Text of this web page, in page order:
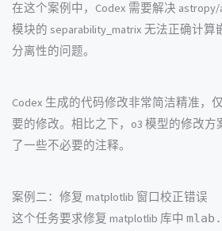
在这个案例中，Codex 需要解决
模块的 separability_matrix 无法正确计算
分离性的问题。
Codex 生成的代码修改非常简洁精准，
要的修改。相比之下，o3 模型的修改方
了一些不必要的注释。
案例二：修复 matplotlib 窗口校正错误
这个任务要求修复 matplotlib 库中